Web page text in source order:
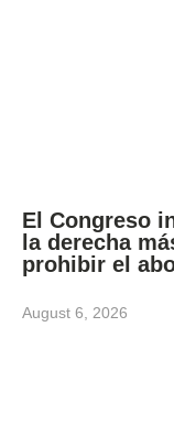
El Congreso
la derecha
prohibir el
August 6, 2026